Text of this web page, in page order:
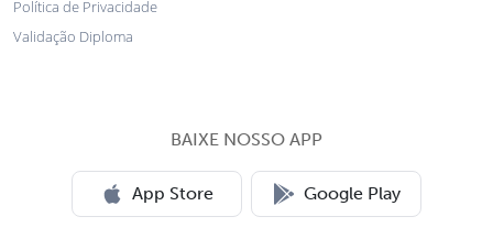
Política de Privacidade
Validação Diploma
BAIXE NOSSO APP
App Store Google Play